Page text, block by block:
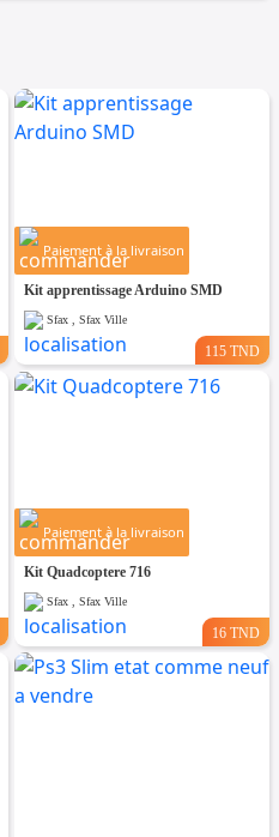
Paiement à la livraison
Kit apprentissage Arduino SMD
Sfax , Sfax Ville
115 TND
Paiement à la livraison
Kit Quadcoptere 716
Sfax , Sfax Ville
16 TND